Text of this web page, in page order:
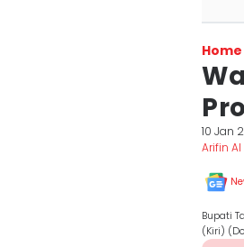
Home
10 Jan
Arifin
Bupati
(Kiri)